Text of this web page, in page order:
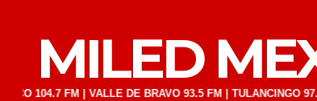
MILED
FM | VALLE DE BRAVO 93.5 FM | TULANCINGO 97.1